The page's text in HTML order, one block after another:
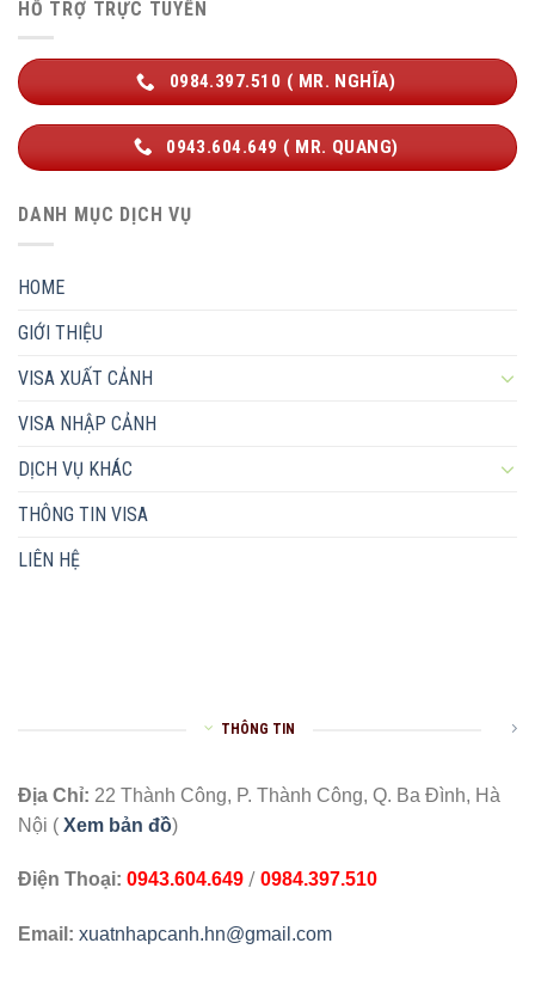
HỖ TRỢ TRỰC TUYẾN
0984.397.510 ( MR. NGHĨA)
0943.604.649 ( MR. QUANG)
DANH MỤC DỊCH VỤ
HOME
GIỚI THIỆU
VISA XUẤT CẢNH
VISA NHẬP CẢNH
DỊCH VỤ KHÁC
THÔNG TIN VISA
LIÊN HỆ
THÔNG TIN
Địa Chỉ: 22 Thành Công, P. Thành Công, Q. Ba Đình, Hà
Nội ( Xem bản đồ)
Điện Thoại: 0943.604.649 / 0984.397.510
Email: xuatnhapcanh.hn@gmail.com